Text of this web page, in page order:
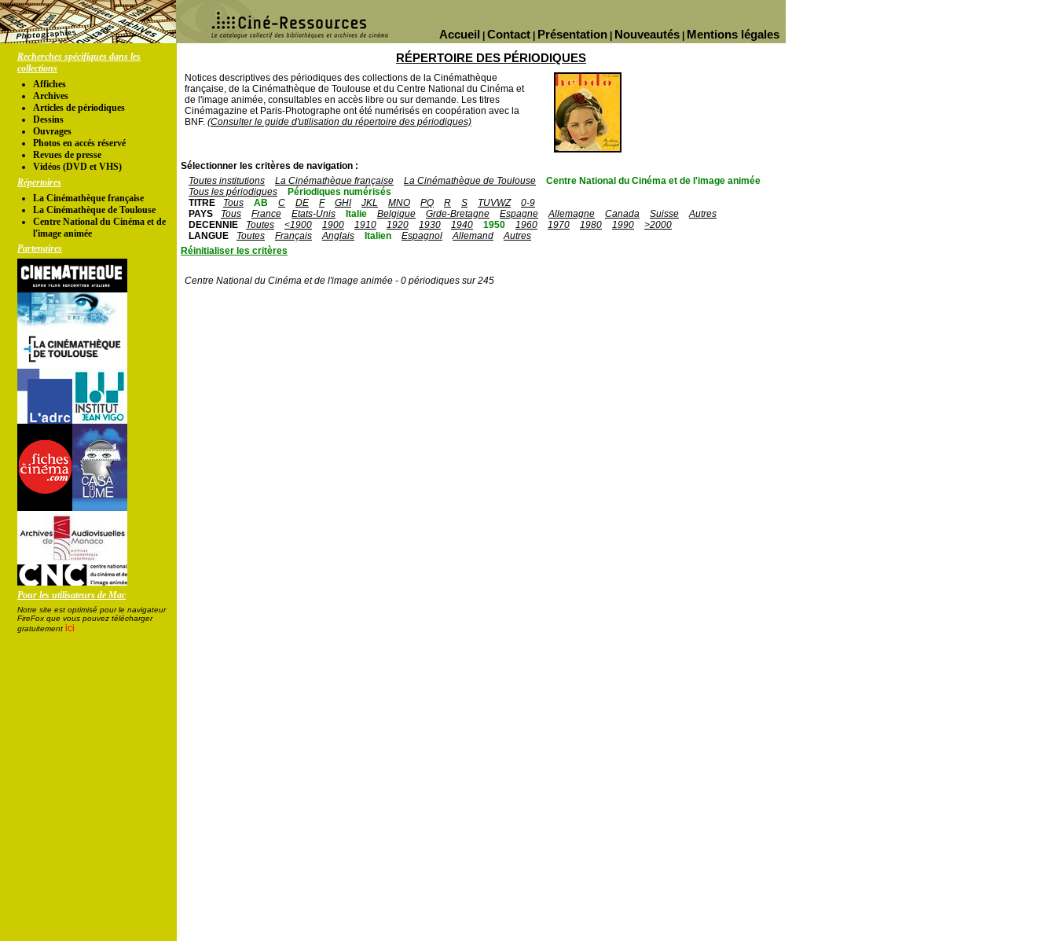
Mentions légales
Nouveautés
Présentation
Contact
Accueil
Recherches spécifiques dans les
collections
Affiches
Archives
Articles de périodiques
Dessins
Ouvrages
Photos en accés réservé
Revues de presse
Vidéos (DVD et VHS)
Répertoires
La Cinémathèque française
La Cinémathèque de Toulouse
Centre National du Cinéma et de
l'image animée
Partenaires
Pour les utilisateurs de Mac
Notre site est optimisé pour le navigateur
FireFox que vous pouvez télécharger
gratuitement ici
RÉPERTOIRE DES PÉRIODIQUES
Notices descriptives des périodiques des collections de la Cinémathèque
française, de la Cinémathèque de Toulouse et du Centre National du Cinéma et
de l'image animée, consultables en accès libre ou sur demande. Les titres
Cinémagazine et Paris-Photographe ont été numérisés en coopération avec la
BNF. (Consulter le guide d'utilisation du répertoire des périodiques)
Sélectionner les critères de navigation :
Toutes institutions
La Cinémathèque française La Cinémathèque de Toulouse
Centre National du Cinéma et de l'image animée
Tous les périodiques
Périodiques numérisés
TITRE
Tous AB C DE F GHI JKL MNO PQ R S TUVWZ
0-9
PAYS
Tous France Etats-Unis Italie Belgique Grde-Bretagne Espagne Allemagne Canada Suisse
Autres
DECENNIE
Toutes <1900 1900 1910 1920 1930 1940 1950 1960 1970 1980 1990
>2000
LANGUE
Toutes Français Anglais Italien Espagnol Allemand
Autres
Réinitialiser les critères
Centre National du Cinéma et de l'image animée - 0 périodiques sur 245